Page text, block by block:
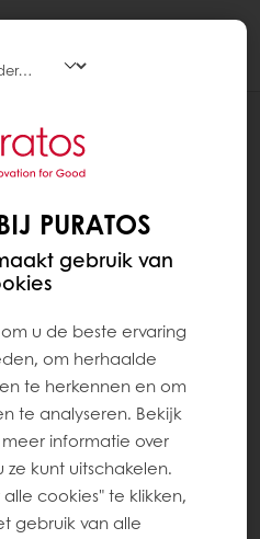
VOLKORENBROOD
PURATOS
gebruik van
u de beste ervaring
om herhaalde
te herkennen en om
te analyseren. Bekijk
informatie over
kunt uitschakelen.
cookies" te klikken,
gebruik van alle